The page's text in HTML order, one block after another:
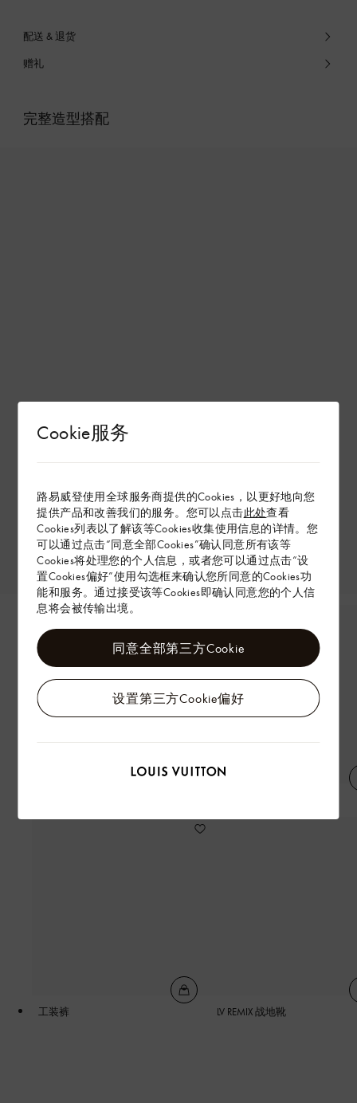
Cookie服务
路易威登使用全球服务商提供的Cookies，以更好地向您
提供产品和改善我们的服务。您可以点击此处查看
Cookies列表以了解该等Cookies收集使用信息的详情。您
可以通过点击“同意全部Cookies”确认同意所有该等
Cookies将处理您的个人信息，或者您可以通过点击“设
置Cookies偏好”使用勾选框来确认您所同意的Cookies功
能和服务。通过接受该等Cookies即确认同意您的个人信
息将会被传输出境。
设置第三方Cookie偏好
同意全部第三方Cookie
配送 & 退货
赠礼
完整造型搭配
工装裤 LV REMIX 战地靴